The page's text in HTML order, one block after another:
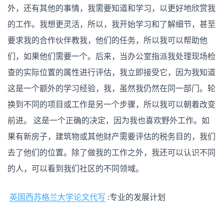
发
展
计
划
外，还有其他的事情，我需要知道和学习，以更好地欣赏我
的工作。我想更灵活，所以，我开始学习和了解细节，甚至
要求我的合作伙伴教我，他们的任务，所以我可以帮助他
们，如果他们需要一个。后来，当办公室指派我处理现场检
查的实际位置的属性进行评估，我立即接受它，因为我知道
这是一个额外的学习经验，我，虽然我仍然在同一部门。轮
换到不同的项目或工作是另一个步骤，所以我可以朝着改变
前进。 这是一个正确的决定，因为我也喜欢野外工作。如
果有新房子，建筑物或其他财产需要评估的税务目的，我们
去了他们的位置。除了做我的工作之外，我还可以认识不同
的人，可以看到我们社区的不同领域。
英国西苏格兰大学论文代写 :专业的发展计划